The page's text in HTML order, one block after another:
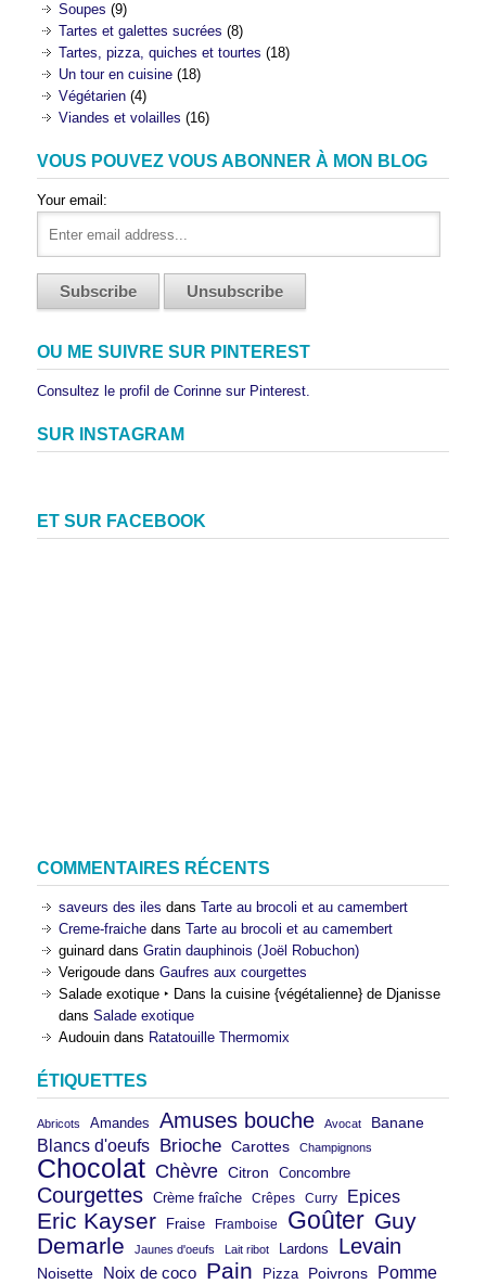
Soupes (9)
Tartes et galettes sucrées (8)
Tartes, pizza, quiches et tourtes (18)
Un tour en cuisine (18)
Végétarien (4)
Viandes et volailles (16)
VOUS POUVEZ VOUS ABONNER À MON BLOG
Your email:
OU ME SUIVRE SUR PINTEREST
Consultez le profil de Corinne sur Pinterest.
SUR INSTAGRAM
ET SUR FACEBOOK
COMMENTAIRES RÉCENTS
saveurs des iles dans Tarte au brocoli et au camembert
Creme-fraiche dans Tarte au brocoli et au camembert
guinard dans Gratin dauphinois (Joël Robuchon)
Verigoude dans Gaufres aux courgettes
Salade exotique ‣ Dans la cuisine {végétalienne} de Djanisse
dans Salade exotique
Audouin dans Ratatouille Thermomix
ÉTIQUETTES
Abricots Amandes Amuses bouche Avocat Banane
Blancs d'oeufs Brioche Carottes Champignons
Chocolat Chèvre Citron Concombre
Courgettes Crème fraîche Crêpes Curry Epices
Eric Kayser Fraise Framboise Goûter Guy
Demarle
Jaunes d'oeufs Lait ribot Lardons Levain
Noisette Noix de coco Pain Pizza Poivrons Pomme